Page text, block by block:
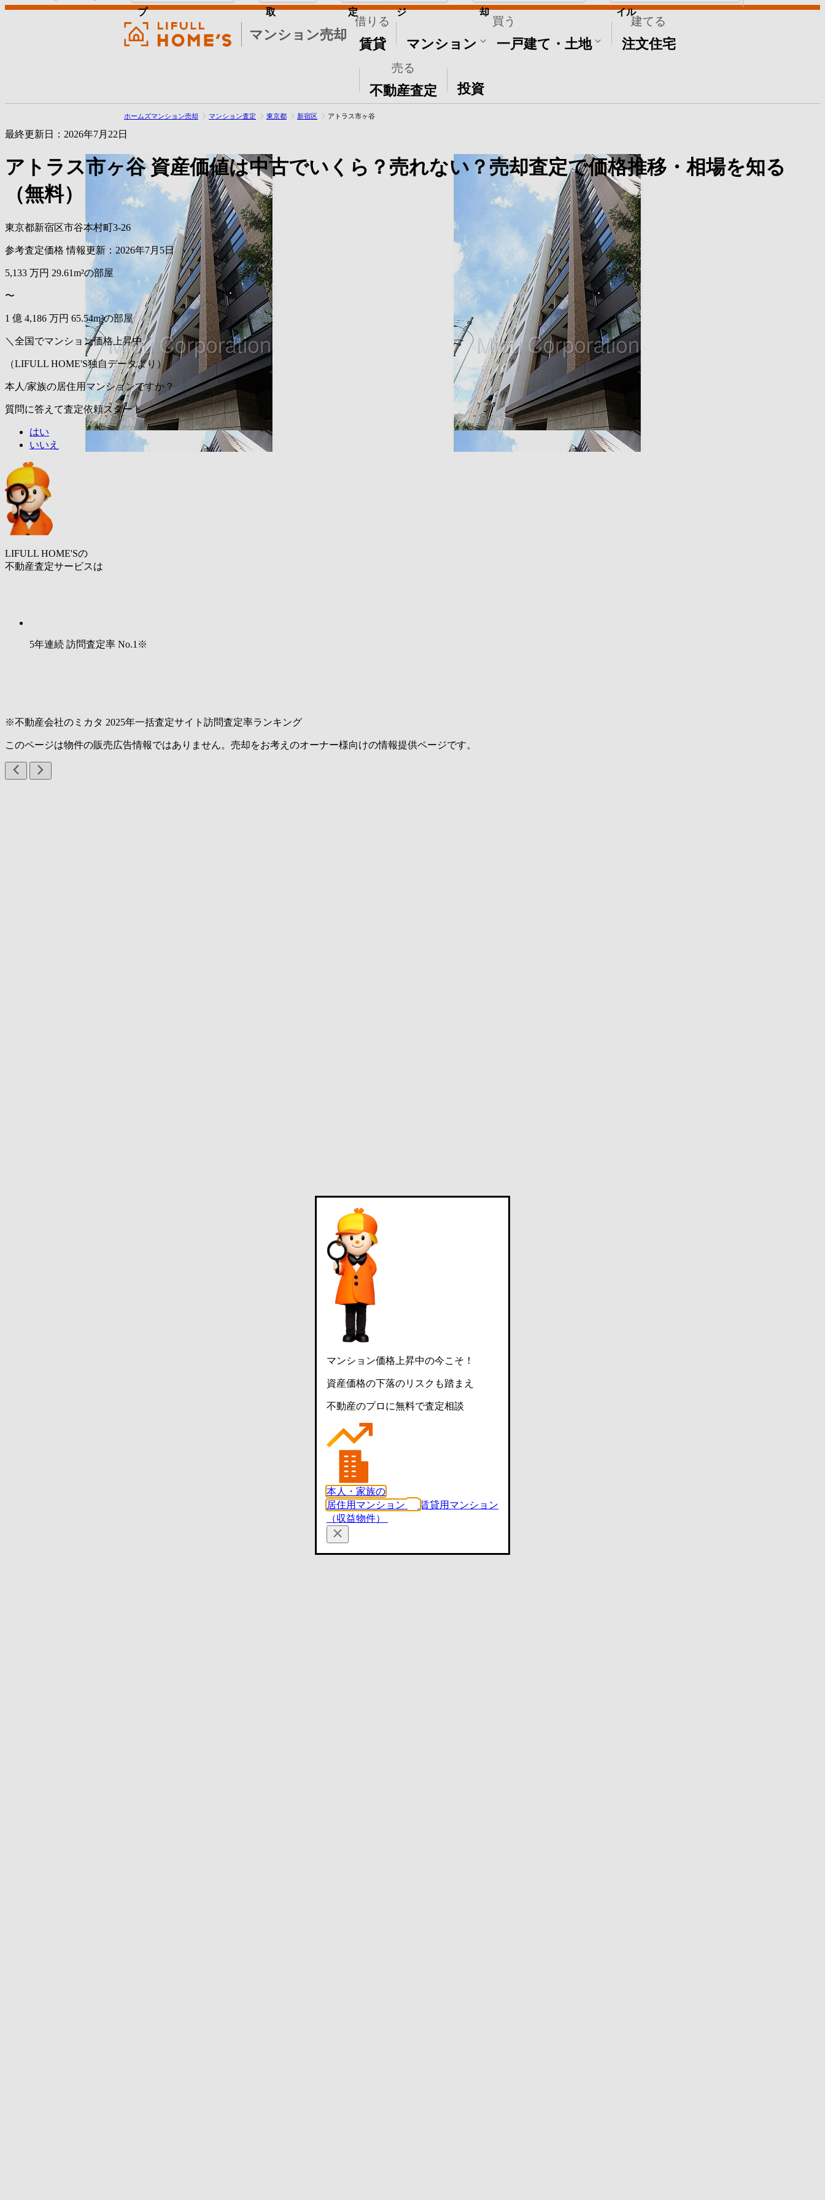
マンション売却
借りる
賃貸
買う
マンション 一戸建て・土地
建てる
注文住宅
売る
不動産査定
その他
投資
プ 取 定 ジ 却 イル
ホームズマンション売却 マンション査定 東京都 新宿区 アトラス市ヶ谷
最終更新日：2026年7月22日
アトラス市ヶ谷 資産価値は中古でいくら？売れない？売却査定で価格推移・相場を知る
（無料）
東京都新宿区市谷本村町3-26
参考査定価格 情報更新：2026年7月5日
5,133 万円 29.61m²の部屋
〜
1 億 4,186 万円 65.54m²の部屋
＼全国でマンション価格上昇中／
（LIFULL HOME'S独自データより）
本人/家族の居住用マンションですか？
質問に答えて査定依頼スタート
はい
いいえ
LIFULL HOME'Sの
不動産査定サービスは
5年連続 訪問査定率 No.1 ※
※不動産会社のミカタ 2025年一括査定サイト訪問査定率ランキング
このページは物件の販売広告情報ではありません。売却をお考えのオーナー様向けの情報提供ページです。
マンション価格上昇中の今こそ！
資産価格の下落のリスクも踏まえ
不動産のプロに無料で査定相談
本人・家族の
居住用マンション
賃貸用マンション
（収益物件）